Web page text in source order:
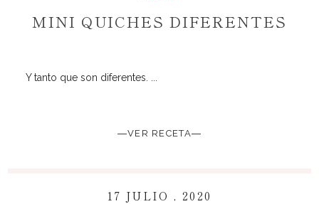
MINI QUICHES DIFERENTES
Y tanto que son diferentes. ...
―VER RECETA―
17 JULIO , 2020